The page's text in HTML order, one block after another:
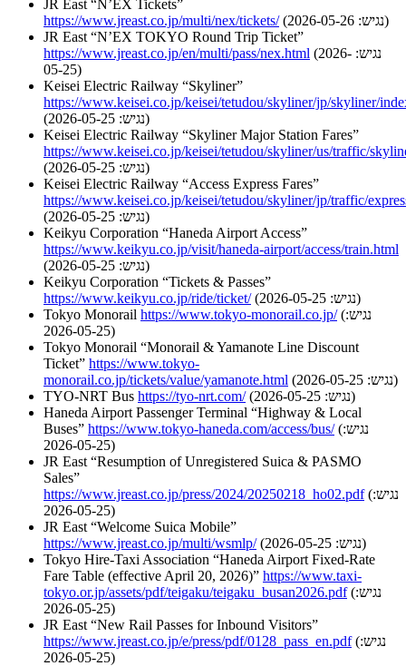
JR East “N’EX Tickets”
https://www.jreast.co.jp/multi/nex/tickets/
(נגיש: 2026-05-26)
JR East “N’EX TOKYO Round Trip Ticket”
https://www.jreast.co.jp/en/multi/pass/nex.html (נגיש: 2026-
05-25)
Keisei Electric Railway “Skyliner”
https://www.keisei.co.jp/keisei/tetudou/skyliner/jp/skyliner/
(נגיש: 2026-05-25)
Keisei Electric Railway “Skyliner Major Station Fares”
https://www.keisei.co.jp/keisei/tetudou/skyliner/us/traffic/
(נגיש: 2026-05-25)
Keisei Electric Railway “Access Express Fares”
https://www.keisei.co.jp/keisei/tetudou/skyliner/jp/traffic/
(נגיש: 2026-05-25)
Keikyu Corporation “Haneda Airport Access”
https://www.keikyu.co.jp/visit/haneda-airport/access/train.html
(נגיש: 2026-05-25)
Keikyu Corporation “Tickets & Passes”
https://www.keikyu.co.jp/ride/ticket/
(נגיש: 2026-05-25)
Tokyo Monorail https://www.tokyo-monorail.co.jp/(נגיש:
2026-05-25)
Tokyo Monorail “Monorail & Yamanote Line Discount
Ticket” https://www.tokyo-
monorail.co.jp/tickets/value/yamanote.html
(נגיש: 2026-05-25)
TYO-NRT Bus https://tyo-nrt.com/
(נגיש: 2026-05-25)
Haneda Airport Passenger Terminal “Highway & Local
Buses” https://www.tokyo-haneda.com/access/bus/(נגיש:
2026-05-25)
JR East “Resumption of Unregistered Suica & PASMO
Sales”
https://www.jreast.co.jp/press/2024/20250218_ho02.pdf(נגיש:
2026-05-25)
JR East “Welcome Suica Mobile”
https://www.jreast.co.jp/multi/wsmlp/
(נגיש: 2026-05-25)
Tokyo Hire-Taxi Association “Haneda Airport Fixed-Rate
Fare Table (effective April 20, 2026)” https://www.taxi-
tokyo.or.jp/assets/pdf/teigaku/teigaku_busan2026.pdf(נגיש:
2026-05-25)
JR East “New Rail Passes for Inbound Visitors”
https://www.jreast.co.jp/e/press/pdf/0128_pass_en.pdf(נגיש:
2026-05-25)